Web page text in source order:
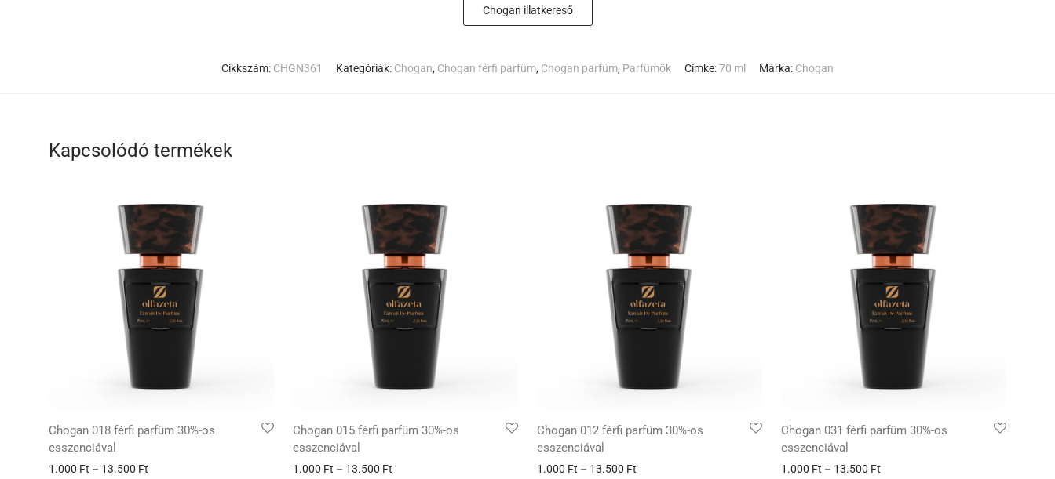
Chogan illatkereső
Cikkszám: CHGN361 Kategóriák: Chogan, Chogan férfi parfüm, Chogan parfüm, Parfümök Címke:70 ml Márka: Chogan
Kapcsolódó termékek
Chogan 018 férfi parfüm 30%-os
esszenciával
1.000 Ft – 13.500 Ft
Chogan 015 férfi parfüm 30%-os
esszenciával
1.000 Ft – 13.500 Ft
Chogan 012 férfi parfüm 30%-os
esszenciával
1.000 Ft – 13.500 Ft
Chogan 031 férfi parfüm 30%-os
esszenciával
1.000 Ft – 13.500 Ft